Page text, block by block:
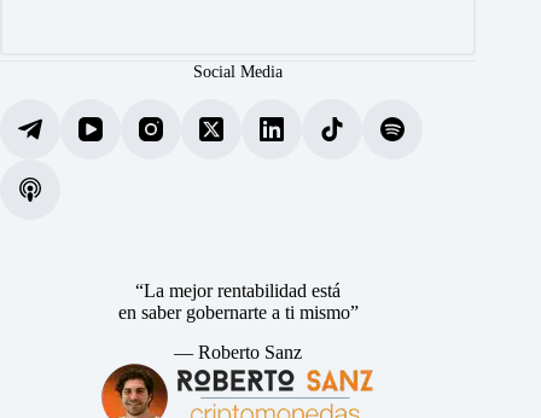
Social Media
“La mejor rentabilidad está
en saber gobernarte a ti mismo”
— Roberto Sanz